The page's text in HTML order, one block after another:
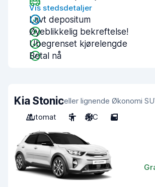
Vis stedsdetaljer
Lavt depositum
Øyeblikkelig bekreftelse!
Ubegrenset kjørelengde
Betal nå
Kia Stoniceller lignende Økonomi
Automat
5 A/C 5